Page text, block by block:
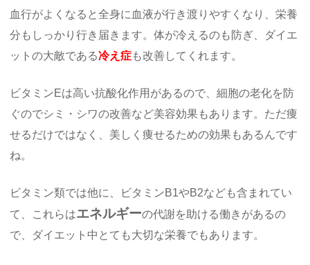
血行がよくなると全身に血液が行き渡りやすくなり、栄養
分もしっかり行き届きます。体が冷えるのも防ぎ、ダイエ
ットの大敵である冷え症も改善してくれます。
ビタミンEは高い抗酸化作用があるので、細胞の老化を防
ぐのでシミ・シワの改善など美容効果もあります。ただ痩
せるだけではなく、美しく痩せるための効果もあるんです
ね。
ビタミン類では他に、ビタミンB1やB2なども含まれてい
て、これらはエネルギーの代謝を助ける働きがあるの
で、ダイエット中とても大切な栄養でもあります。